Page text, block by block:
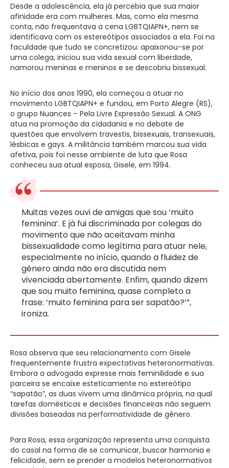
Desde a adolescência, ela já percebia que sua maior
afinidade era com mulheres. Mas, como ela mesma
conta, não frequentava a cena LGBTQIAPN+, nem se
identificava com os estereótipos associados a ela. Foi na
faculdade que tudo se concretizou: apaixonou-se por
uma colega, iniciou sua vida sexual com liberdade,
namorou meninas e meninos e se descobriu bissexual.
No início dos anos 1990, ela começou a atuar no
movimento LGBTQIAPN+ e fundou, em Porto Alegre (RS),
o grupo Nuances – Pela Livre Expressão Sexual. A ONG
atua na promoção da cidadania e no debate de
questões que envolvem travestis, bissexuais, transexuais,
lésbicas e gays. A militância também marcou sua vida
afetiva, pois foi nesse ambiente de luta que Rosa
conheceu sua atual esposa, Gisele, em 1994.
Muitas vezes ouvi de amigas que sou ‘muito
feminina’. E já fui discriminada por colegas do
movimento que não aceitavam minha
bissexualidade como legítima para atuar nele,
especialmente no início, quando a fluidez de
gênero ainda não era discutida nem
vivenciada abertamente. Enfim, quando dizem
que sou muito feminina, quase completo a
frase: ‘muito feminina para ser sapatão?’”,
ironiza.
Rosa observa que seu relacionamento com Gisele
frequentemente frustra expectativas heteronormativas.
Embora a advogada expresse mais feminilidade e sua
parceira se encaixe esteticamente no estereótipo
“sapatão”, as duas vivem uma dinâmica própria, na qual
tarefas domésticas e decisões financeiras não seguem
divisões baseadas na performatividade de gênero.
Para Rosa, essa organização representa uma conquista
do casal na forma de se comunicar, buscar harmonia e
felicidade, sem se prender a modelos heteronormativos